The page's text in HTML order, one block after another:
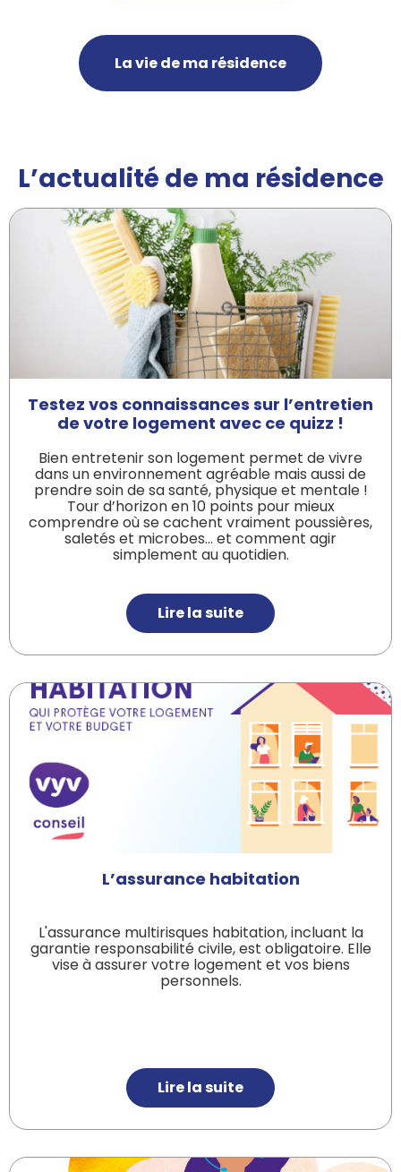
La vie de ma résidence
L’actualité de ma résidence
Testez vos connaissances sur l’entretien
de votre logement avec ce quizz !
Bien entretenir son logement permet de vivre
dans un environnement agréable mais aussi de
prendre soin de sa santé, physique et mentale !
Tour d’horizon en 10 points pour mieux
comprendre où se cachent vraiment poussières,
saletés et microbes… et comment agir
simplement au quotidien.
Lire la suite
L’assurance habitation
L'assurance multirisques habitation, incluant la
garantie responsabilité civile, est obligatoire. Elle
vise à assurer votre logement et vos biens
personnels.
Lire la suite